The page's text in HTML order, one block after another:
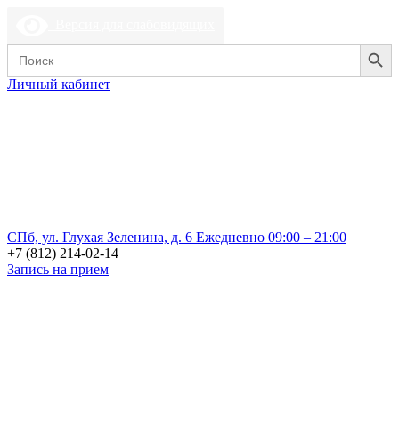
Search
for:
Search Button
Личный кабинет
СПб, ул. Глухая Зеленина, д. 6 Ежедневно 09:00 – 21:00
+7 (812) 214-02-14
Запись на прием